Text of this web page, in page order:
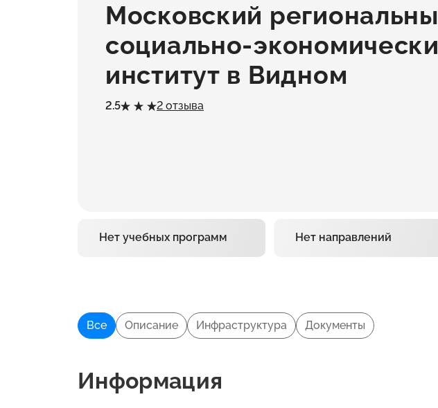
Московский
социально-
институт в Видном
2.5 2 отзыва
Нет учебных программ Нет направлений
Все Описание Инфраструктура Документы
Информация